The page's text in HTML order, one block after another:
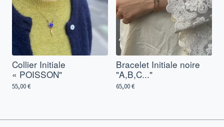
Collier Initiale
« POISSON"
55,00€
Bracelet Initiale noire
"A,B,C..."
65,00€